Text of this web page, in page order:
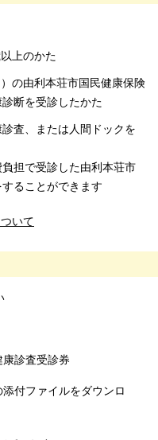
上のかた
の由利本荘市国民健康保険
断を受診したかた
査、または人間ドックを
担で受診した由利本荘市
ることができます
いて
診査受診券
付ファイルをダウンロ